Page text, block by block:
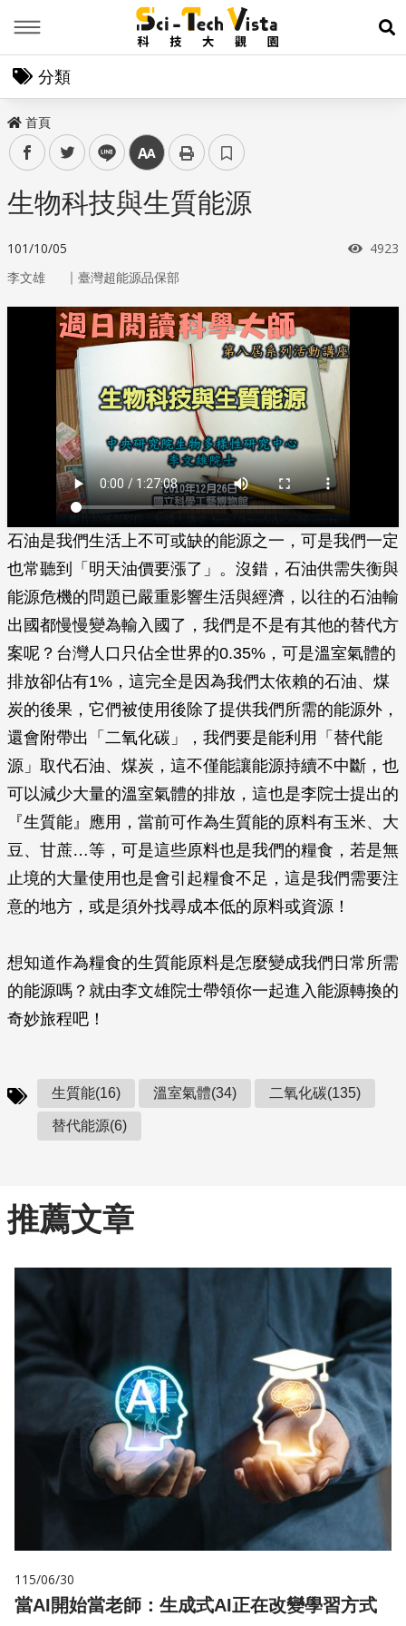
展
分類
首頁
facebooktwitter line 中
生物科技與生質能源
101/10/05 瀏覽
4923
李文雄 ｜ 臺灣超能源品保部
石油是我們生活上不可或缺的能源之一，可是我們一定
也常聽到「明天油價要漲了」。沒錯，石油供需失衡與
能源危機的問題已嚴重影響生活與經濟，以往的石油輸
出國都慢慢變為輸入國了，我們是不是有其他的替代方
案呢？台灣人口只佔全世界的0.35%，可是溫室氣體的
排放卻佔有1%，這完全是因為我們太依賴的石油、煤
炭的後果，它們被使用後除了提供我們所需的能源外，
還會附帶出「二氧化碳」，我們要是能利用「替代能
源」取代石油、煤炭，這不僅能讓能源持續不中斷，也
可以減少大量的溫室氣體的排放，這也是李院士提出的
『生質能』應用，當前可作為生質能的原料有玉米、大
豆、甘蔗…等，可是這些原料也是我們的糧食，若是無
止境的大量使用也是會引起糧食不足，這是我們需要注
意的地方，或是須外找尋成本低的原料或資源！
想知道作為糧食的生質能原料是怎麼變成我們日常所需
的能源嗎？就由李文雄院士帶領你一起進入能源轉換的
奇妙旅程吧！
生質能(16) 溫室氣體(34) 二氧化碳(135)
替代能源(6)
推薦文章
115/06/30
當AI開始當老師：生成式AI正在改變學習方式